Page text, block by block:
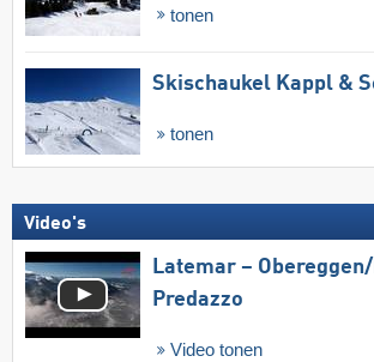
tonen
Skischaukel Kappl &
tonen
Video's
Latemar –
Predazzo
Video tonen